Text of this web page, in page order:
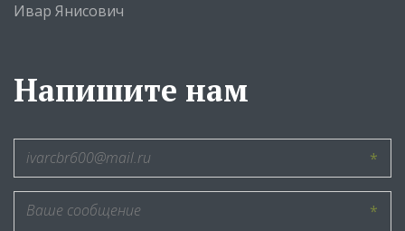
Ивар Янисович
Напишите нам
*
*